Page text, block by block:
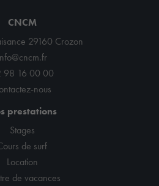
CNCM
29160 Crozon
98 16 00 00
nous
prestations
Stages
de surf
Location
de vacances